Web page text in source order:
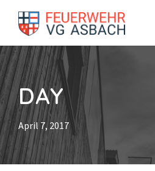
DAY
April 7, 2017